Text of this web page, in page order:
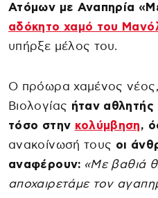
Ατόμων με Αναπηρία
αδόκητο χαμό του
υπήρξε μέλος του.
Ο πρόωρα χαμένος νέος,
Βιολογίας ήταν
τόσο στην κολύμβηση,
ανακοίνωσή τους οι
αναφέρουν: «Με βαθιά
αποχαιρετάμε τον